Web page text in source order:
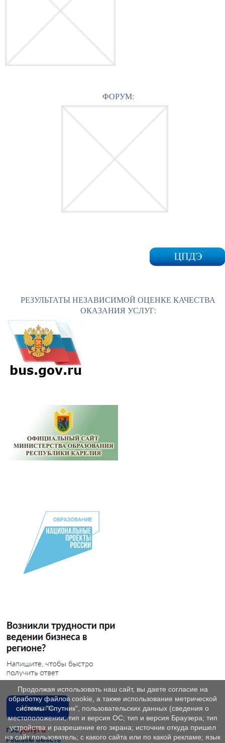
ФОРУМ:
РЕЗУЛЬТАТЫ НЕЗАВИСИМОЙ ОЦЕНКЕ КАЧЕСТВА
ОКАЗАНИЯ УСЛУГ:
Продолжая использовать наш сайт, вы даете согласие на
обработку файлов cookie, а также использование метрической
системы "Спутник", пользовательских данных (сведения о
местоположении; тип и версия ОС; тип и версия Браузера; тип
устройства и разрешение его экрана; источник откуда пришел
на сайт пользователь; с какого сайта или по какой рекламе; язык